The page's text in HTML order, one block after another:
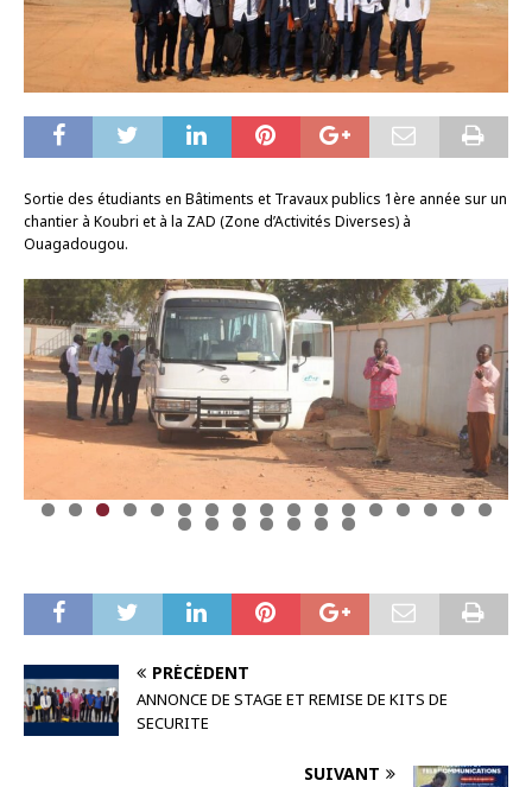
Sortie des étudiants en Bâtiments et Travaux publics 1ère année sur un
chantier à Koubri et à la ZAD (Zone d’Activités Diverses) à
Ouagadougou.
0 1 2 3 4 5 6 7
8 9 0 1 2 3 4
PRÉCÉDENT
ANNONCE DE STAGE ET REMISE DE KITS DE
SECURITE
SUIVANT